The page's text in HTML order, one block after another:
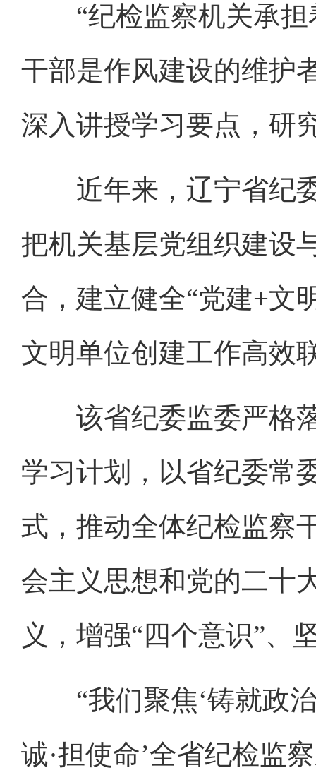
“纪检监察机关承担
干部是作风建设的维护
深入讲授学习要点，研
近年来，辽宁省纪委
把机关基层党组织建设
合，建立健全“党建+文
文明单位创建工作高效
该省纪委监委严格落
学习计划，以省纪委常
式，推动全体纪检监察
会主义思想和党的二十
义，增强“四个意识”、
“我们聚焦‘铸就政治
诚·担使命’全省纪检监